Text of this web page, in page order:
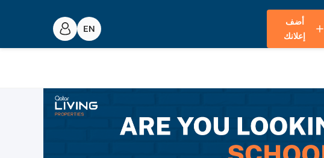
أضف
إعلانك